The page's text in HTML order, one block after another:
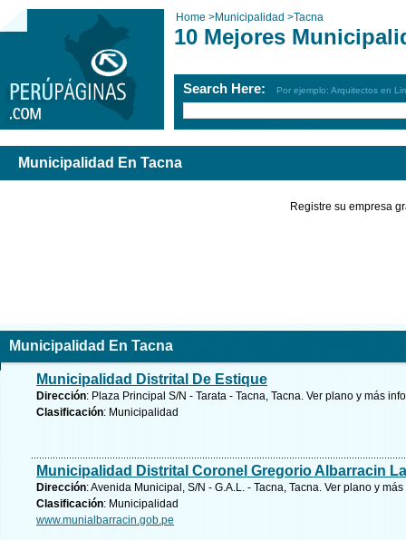
Home >Municipalidad >Tacna
10 Mejores
Search Here: Por ejemplo: Arquitectos en
Municipalidad En Tacna
Registre su empresa
Municipalidad En Tacna
Municipalidad Distrital De Estique
Dirección: Plaza Principal S/N - Tarata - Tacna, Tacna. Ver plano y más
Clasificación: Municipalidad
Municipalidad Distrital Coronel Gregorio Albarracin
Dirección: Avenida Municipal, S/N - G.A.L. - Tacna, Tacna. Ver plano y más
Clasificación: Municipalidad
www.munialbarracin.gob.pe